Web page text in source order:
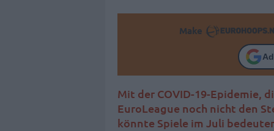
Make
Mit der COVID-19-Epidemie,
EuroLeague noch nicht den
könnte Spiele im Juli